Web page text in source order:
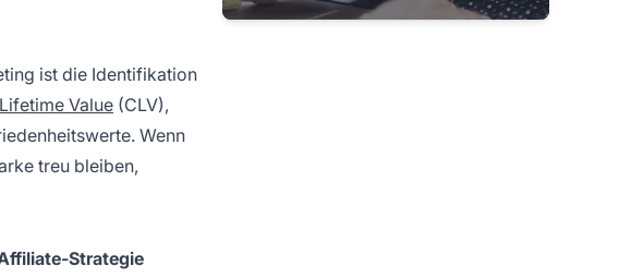
ist die Identifikation
Value (CLV),
Wenn
treu bleiben,
Strategie